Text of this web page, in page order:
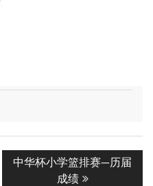
Next
中华杯小学篮排赛—历届
成绩